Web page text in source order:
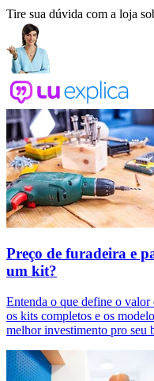
Tire sua dúvida com a loja
Preço de furadeira e
um kit?
Entenda o que define o valor
os kits completos e os
melhor investimento pro seu